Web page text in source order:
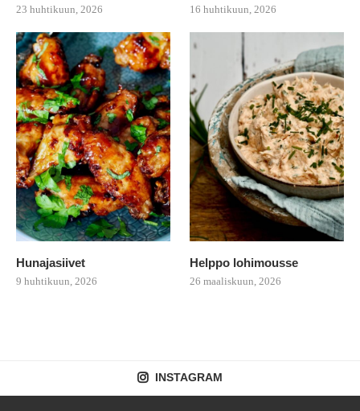
23 huhtikuun, 2026 16 huhtikuun, 2026
Hunajasiivet
9 huhtikuun, 2026
Helppo lohimousse
26 maaliskuun, 2026
INSTAGRAM